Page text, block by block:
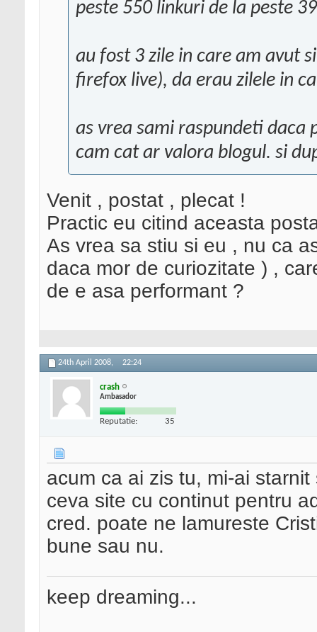
peste 550 linkuri de la peste
au fost 3 zile in care am avut
firefox live), da erau zilele in
as vrea sami raspundeti daca
cam cat ar valora blogul. si
Venit , postat , plecat !
Practic eu citind aceasta
As vrea sa stiu si eu , nu ca
daca mor de curiozitate ) ,
de e asa performant ?
24th April 2008, 22:24
crash
Ambasador
Reputatie: 35
acum ca ai zis tu, mi-ai
ceva site cu continut pentru
cred. poate ne lamureste
bune sau nu.
keep dreaming...